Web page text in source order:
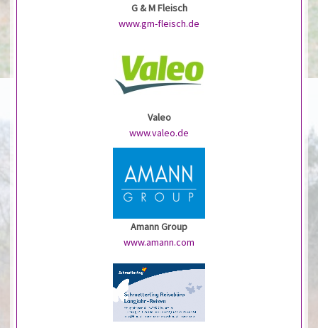
G & M Fleisch
www.gm-fleisch.de
Valeo
www.valeo.de
Amann Group
www.amann.com